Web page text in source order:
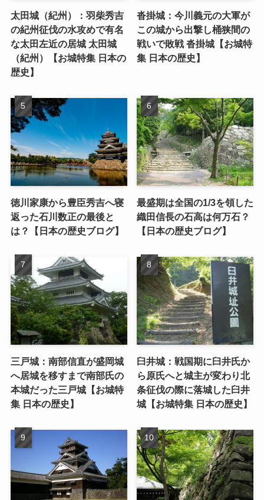
太田城（紀州）：羽柴秀吉
の紀州征伐の水攻めで有名
な太田左近の居城 太田城
（紀州）【お城特集 日本の
歴史】
沓掛城：今川義元の大軍が
この城から出撃し桶狭間の
戦いで敗戦 沓掛城【お城特
集 日本の歴史】
徳川家康から豊臣秀吉へ寝
返った石川数正の最後と
は？【日本の歴史ブログ】
最盛期は全国の1/3を領した
織田信長の石高は何万石？
【日本の歴史ブログ】
三戸城：南部信直が盛岡城
へ居城を移すまで南部氏の
本城だった三戸城【お城特
集 日本の歴史】
臼井城：戦国期に臼井氏か
ら原氏へと城主が変わり北
条征伐の際に落城した臼井
城【お城特集 日本の歴史】